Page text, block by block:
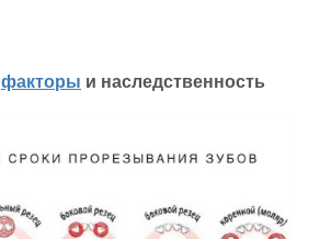
факторы и наследственность